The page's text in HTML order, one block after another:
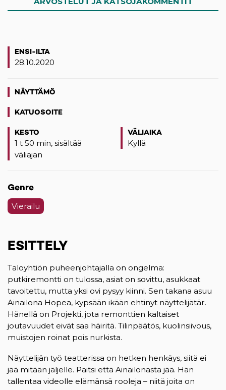
ENSI-ILTA
28.10.2020
NÄYTTÄMÖ
KATUOSOITE
KESTO
1 t 50 min, sisältää
väliajan
VÄLIAIKA
Kyllä
Genre
Vierailu
ESITTELY
Taloyhtiön puheenjohtajalla on ongelma:
putkiremontti on tulossa, asiat on sovittu, asukkaat
tavoitettu, mutta yksi ovi pysyy kiinni. Sen takana asuu
Ainailona Hopea, kypsään ikään ehtinyt näyttelijätär.
Hänellä on Projekti, jota remonttien kaltaiset
joutavuudet eivät saa häiritä. Tilinpäätös, kuolinsiivous,
muistojen roinat pois nurkista.
Näyttelijän työ teatterissa on hetken henkäys, siitä ei
jää mitään jäljelle. Paitsi että Ainailonasta jää. Hän
tallentaa videolle elämänsä rooleja – niitä joita on